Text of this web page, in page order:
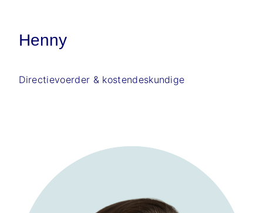
Henny
Directievoerder & kostendeskundige